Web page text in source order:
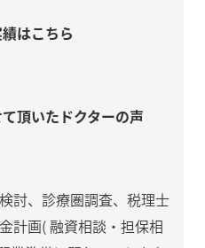
はこちら
頂いたドクターの声
討、診療圏調査、税理士
計画( 融資相談・担保相